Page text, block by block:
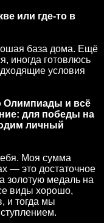
или где-то в
база дома. Ещё
иногда готовлюсь
условия
Олимпиады и всё
для победы на
личный
Моя сумма
— это достаточное
золотую медаль на
виды хорошо,
и тогда мы